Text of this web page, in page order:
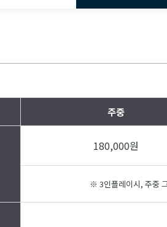
주중
180,000원
※ 3인플레이시, 주중